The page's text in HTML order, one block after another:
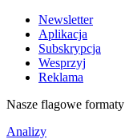
Newsletter
Aplikacja
Subskrypcja
Wesprzyj
Reklama
Nasze flagowe formaty
Analizy